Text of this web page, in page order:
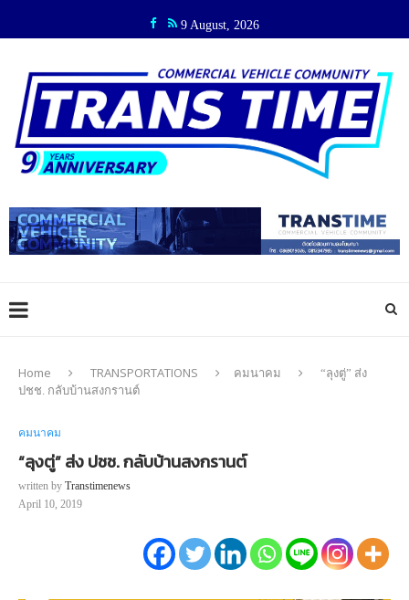
9 August, 2026
Home TRANSPORTATIONS คมนาคม
“ลุงตู่” ส่ง
ปชช. กลับบ้านสงกรานต์
คมนาคม
“ลุงตู่” ส่ง ปชช. กลับบ้านสงกรานต์
written by Transtimenews
April 10, 2019